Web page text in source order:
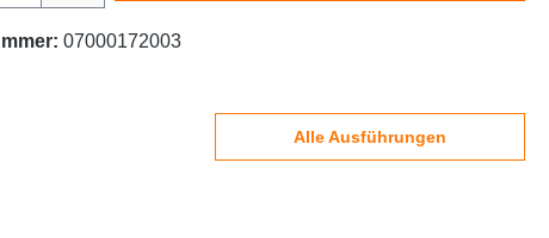
07000172003
Alle Ausführungen